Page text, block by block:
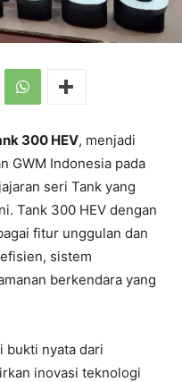
300 HEV, menjadi
GWM Indonesia pada
seri Tank yang
Tank 300 HEV dengan
fitur unggulan dan
sistem
berkendara yang
bukti nyata dari
inovasi teknologi